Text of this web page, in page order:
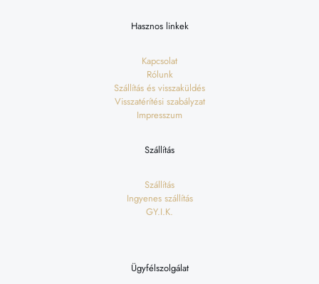
Hasznos linkek
Kapcsolat
Rólunk
Szállítás és visszaküldés
Visszatérítési szabályzat
Impresszum
Szállítás
Szállítás
Ingyenes szállítás
GY.I.K.
Ügyfélszolgálat